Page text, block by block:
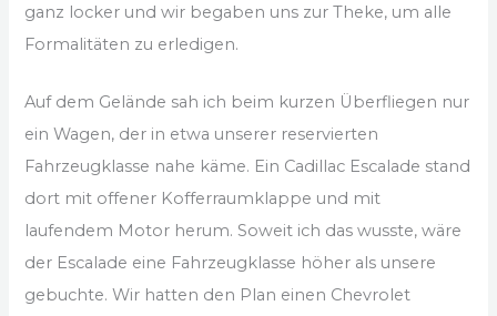
ganz locker und wir begaben uns zur Theke, um alle
Formalitäten zu erledigen.
Auf dem Gelände sah ich beim kurzen Überfliegen nur
ein Wagen, der in etwa unserer reservierten
Fahrzeugklasse nahe käme. Ein Cadillac Escalade stand
dort mit offener Kofferraumklappe und mit
laufendem Motor herum. Soweit ich das wusste, wäre
der Escalade eine Fahrzeugklasse höher als unsere
gebuchte. Wir hatten den Plan einen Chevrolet